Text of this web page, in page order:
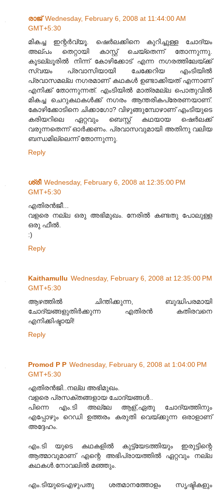
രാജ് Wednesday, February 6, 2008 at 11:44:00 AM
GMT+5:30
മികച്ച ഇന്റര്‍വ്യൂ. ഷെര്‍ലക്കിനെ കുറിച്ചുള്ള ചോദ്യം
അല്പം തെറ്റായി കാസ്റ്റ് ചെയ്തെന്ന് തോന്നുന്നു.
കൂടല്ലൂരില്‍ നിന്ന് കോഴിക്കോട് എന്ന നഗരത്തിലേയ്ക്ക്
സ്വയം പ്രവാസിയായി ചേക്കേറിയ എംടിയില്‍
പ്രവാസമല്ല നഗരമാണ് കഥകള്‍ ഉണ്ടാക്കിയത് എന്നാണ്
എനിക്ക് തോന്നുന്നത്. എംടിയില്‍ മാത്രമല്ല പൊതുവില്‍
മികച്ച ചെറുകഥകള്‍ക്ക് നഗരം ആന്തരികപ്രേരണയാണ്.
കോഴിക്കോടിനെ ചിക്കാഗോ? വിഴുങ്ങുമ്പോഴാണ് എംടിയുടെ
കരിയറിലെ ഏറ്റവും ബെസ്റ്റ് കഥയായ ഷെര്‍ലക്ക്
വരുന്നതെന്ന് ഓര്‍ക്കണം. പ്രവാസവുമായി അതിനു വലിയ
ബന്ധമില്ലെന്ന് തോന്നുന്നു.
Reply
ശ്രീ Wednesday, February 6, 2008 at 12:35:00 PM
GMT+5:30
എതിരന്‍‌ജീ...
വളരെ നല്ല ഒരു അഭിമുഖം. നേരില്‍‌ കണ്ടതു പോലുള്ള
ഒരു ഫീല്‍‌.
:)
Reply
Kaithamullu Wednesday, February 6, 2008 at 12:35:00 PM
GMT+5:30
ആഴത്തില്‍ ചിന്തിക്കുന്ന, ബുദ്ധിപരമായി
ചോദ്യങ്ങളുതിര്‍ക്കുന്ന എതിരന്‍ കതിരവനെ
എനിക്കിഷ്ടായി!
Reply
Promod P P Wednesday, February 6, 2008 at 1:04:00 PM
GMT+5:30
എതിരന്‍‌ജി..നല്ല അഭിമുഖം.
വളരെ പ്രസക്തങ്ങളായ ചോദ്യങ്ങള്‍..
പിന്നെ എം.ടി അല്ലേ ആള്,ഏതു ചോദ്യത്തിനും
എപ്പോഴും റെഡി ഉത്തരം കരുതി വെയ്ക്കുന്ന ഒരാളാണ്
അദ്ദേഹം.
എം.ടി യുടെ കഥകളില്‍ കുട്ട്യേടത്തിയും ഇരുട്ടിന്റെ
ആത്മാവുമാണ് എന്റെ അഭിപ്രായത്തില്‍ ഏറ്റവും നല്ല
കഥകള്‍.നോവലില്‍ മഞ്ഞും.
എം.ടിയുടെഎഴുപതു ശതമാനത്തോളം സൃഷ്ടികളും